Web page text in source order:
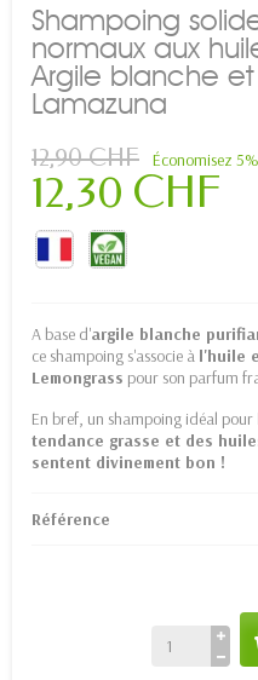
Shampoing
normaux aux
Argile blanche
Lamazuna
12,90 CHF Économisez 5%
12,30 CHF
A base d'argile blanche
ce shampoing s'associe à l'huile
Lemongrass pour son parfum
En bref, un shampoing idéal pour
tendance grasse et des
sentent divinement bon !
Référence